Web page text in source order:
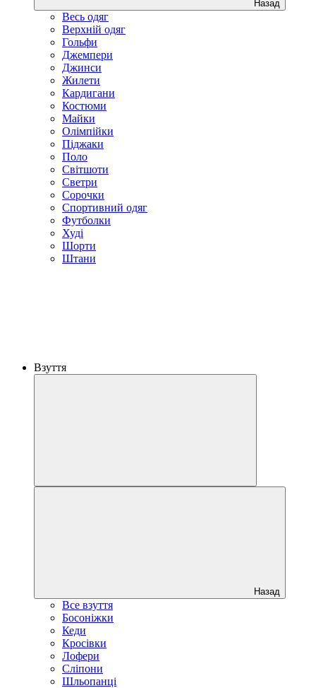
Назад
Весь одяг
Верхній одяг
Гольфи
Джемпери
Джинси
Жилети
Кардигани
Костюми
Майки
Олімпійки
Піджаки
Поло
Світшоти
Светри
Сорочки
Спортивний одяг
Футболки
Худі
Шорти
Штани
Взуття
Назад
Все взуття
Босоніжки
Кеди
Кросівки
Лофери
Сліпони
Шльопанці